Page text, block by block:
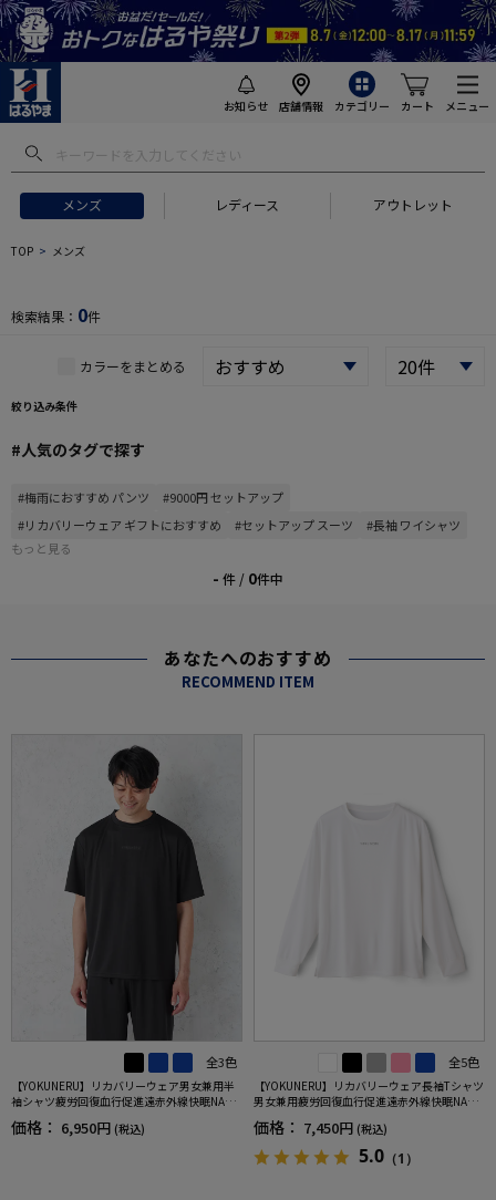
お知らせ 店舗情報 カテゴリー カート メニュー
メンズ レディース アウトレット
フトにおすすめ #セットアップ スーツ
TOP メンズ
検索結果： 0件
カラーをまとめる
絞り込み条件
#人気のタグで探す
#梅雨におすすめ パンツ
#9000円 セットアップ
#リカバリーウェア ギフトにおすすめ
#セットアップ スーツ
#長袖 ワイシャツ
もっと見る
- 件 / 0件中
あなたへのおすすめ
RECOMMEND ITEM
全3色
【YOKUNERU】リカバリーウェア男女兼用半
袖シャツ疲労回復血行促進遠赤外線快眠NANO
MIX(R)【一般医療機器】SS～LLサイズ
価格： 6,950円 (税込)
全5色
【YOKUNERU】リカバリーウェア長袖Tシャツ
男女兼用疲労回復血行促進遠赤外線快眠NANO
MIX(R)【一般医療機器】SS～LLサイズ
価格： 7,450円 (税込)
5.0 （1）